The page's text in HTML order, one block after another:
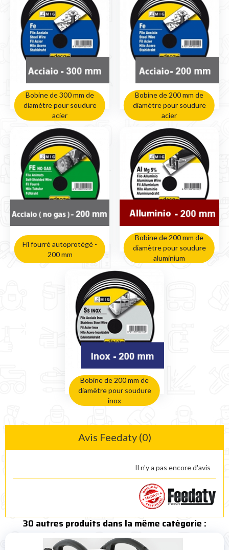
Bobine de 300 mm de
diamètre pour soudure
acier
Bobine de 200 mm de
diamètre pour soudure
acier
Fil fourré autoprotégé -
200 mm
Bobine de 200 mm de
diamètre pour soudure
aluminium
Bobine de 200 mm de
diamètre pour soudure
inox
Avis Feedaty (0)
Il n'y a pas encore d'avis
30 autres produits dans la même catégorie :